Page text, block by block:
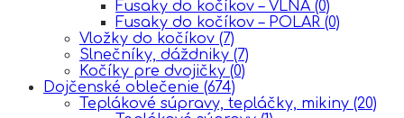
Fusaky do kočíkov – VLNA (0)
Fusaky do kočíkov – POLAR (0)
Vložky do kočíkov (7)
Slnečníky, dáždniky (7)
Kočíky pre dvojičky (0)
Dojčenské oblečenie (674)
Teplákové súpravy, tepláčky, mikiny (20)